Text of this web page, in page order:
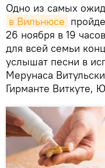
Одно из самых
в Вильнюсе
26 ноября в 19
для всей семьи
услышат песни в
Мерунаса
Гирманте Виткуте,